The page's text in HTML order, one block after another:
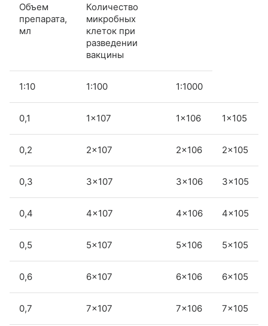
Объем
препарата,
мл
Количество
микробных
клеток при
разведении
вакцины
1:10 1:100 1:1000
0,1 1×107 1×106 1×105
0,2 2×107 2×106 2×105
0,3 3×107 3×106 3×105
0,4 4×107 4×106 4×105
0,5 5×107 5×106 5×105
0,6 6×107 6×106 6×105
0,7 7×107 7×106 7×105